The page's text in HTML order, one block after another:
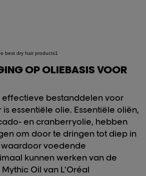
OP OLIEBASIS VOOR
effectieve bestanddelen voor
essentiële olie. Essentiële oliën,
en cranberryolie, hebben
om door te dringen tot diep in
voedende
kunnen werken van de
Oil van L’Oréal